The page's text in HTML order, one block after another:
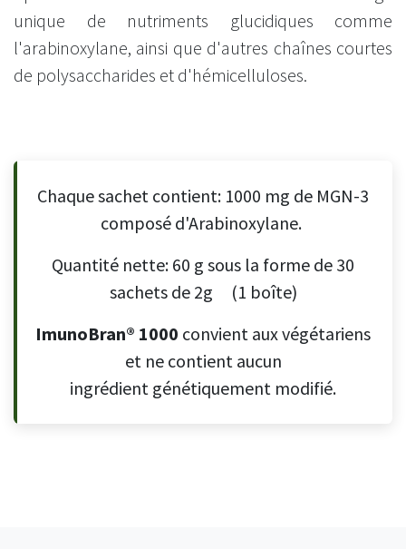
unique de nutriments glucidiques comme
l'arabinoxylane, ainsi que d'autres chaînes courtes
de polysaccharides et d'hémicelluloses.
Chaque sachet contient: 1000 mg de MGN-3
composé d'Arabinoxylane.
Quantité nette: 60 g sous la forme de 30
sachets de 2g
(1 boîte)
ImunoBran® 1000 convient aux végétariens
et ne contient aucun
ingrédient génétiquement modifié.